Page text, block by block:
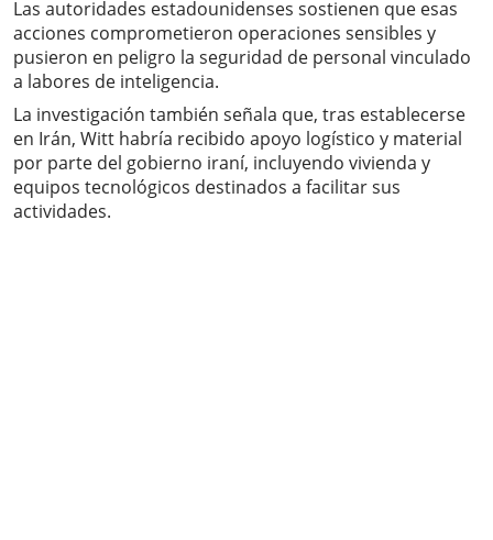
Las autoridades estadounidenses sostienen que esas
acciones comprometieron operaciones sensibles y
pusieron en peligro la seguridad de personal vinculado
a labores de inteligencia.
La investigación también señala que, tras establecerse
en Irán, Witt habría recibido apoyo logístico y material
por parte del gobierno iraní, incluyendo vivienda y
equipos tecnológicos destinados a facilitar sus
actividades.